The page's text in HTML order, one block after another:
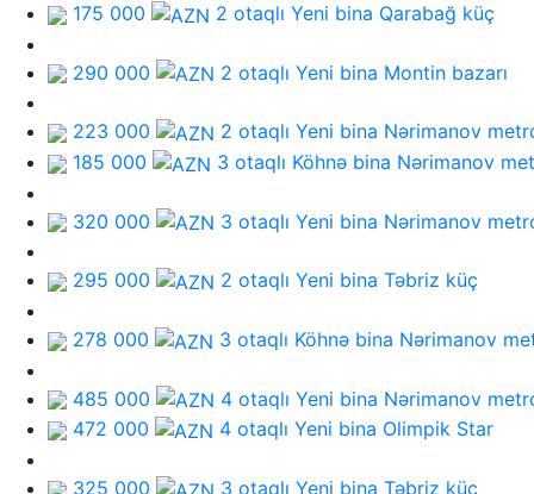
175 000 2 otaqlı Yeni bina Qarabağ küç
290 000 2 otaqlı Yeni bina Montin bazarı
223 000 2 otaqlı Yeni bina Nərimanov
185 000
3 otaqlı Köhnə bina Nərimanov
320 000 3 otaqlı Yeni bina Nərimanov
295 000 2 otaqlı Yeni bina Təbriz küç
278 000 3 otaqlı Köhnə bina Nərimanov
485 000 4 otaqlı Yeni bina Nərimanov
472 000
4 otaqlı Yeni bina Olimpik Star
325 000 3 otaqlı Yeni bina Təbriz küç